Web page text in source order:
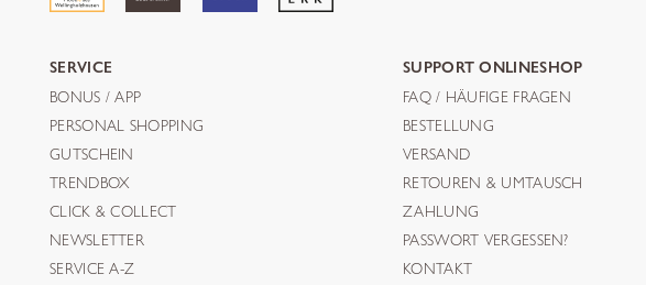
SERVICE
BONUS / APP
PERSONAL SHOPPING
GUTSCHEIN
TRENDBOX
CLICK & COLLECT
NEWSLETTER
SERVICE A-Z
SUPPORT ONLINESHOP
FAQ / HÄUFIGE FRAGEN
BESTELLUNG
VERSAND
RETOUREN & UMTAUSCH
ZAHLUNG
PASSWORT VERGESSEN?
KONTAKT